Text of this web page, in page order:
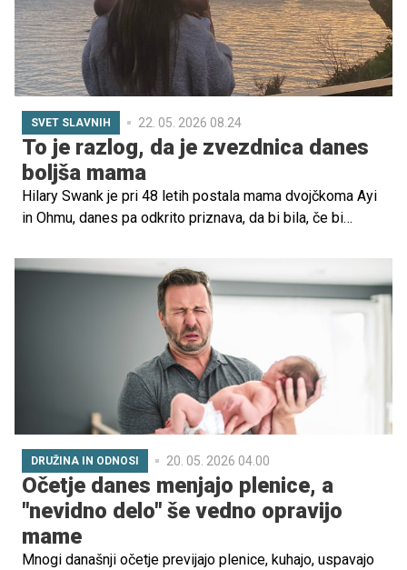
SVET SLAVNIH 22. 05. 2026 08.24
To je razlog, da je zvezdnica danes
boljša mama
Hilary Swank je pri 48 letih postala mama dvojčkoma Ayi
in Ohmu, danes pa odkrito priznava, da bi bila, če bi
Oskarjevka pravi, da ji je prav zrelost omogočila, da
materinstvo doživlja bolj mirno, prisotno in
DRUŽINA IN ODNOSI 20. 05. 2026 04.00
Očetje danes menjajo plenice, a
"nevidno delo" še vedno opravijo
mame
Mnogi današnji očetje previjajo plenice, kuhajo, uspavajo